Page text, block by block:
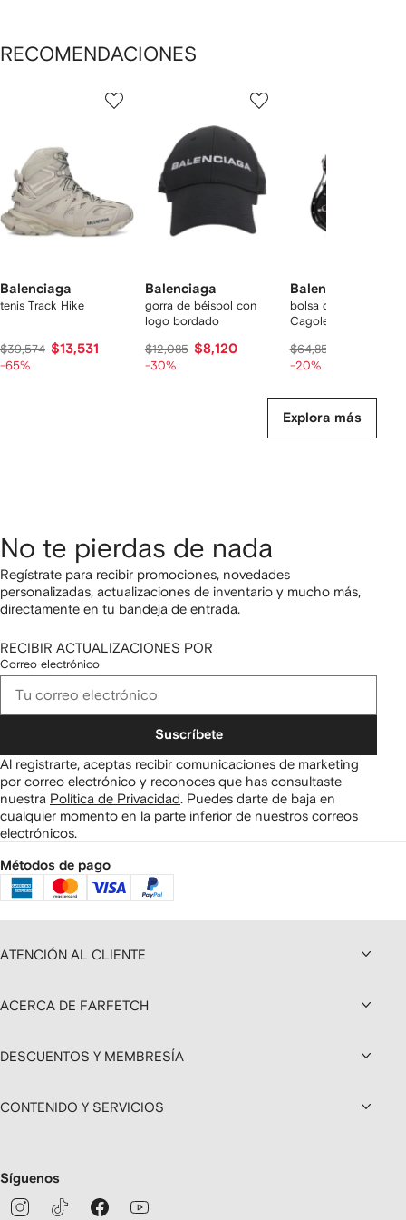
RECOMENDACIONES
Balenciaga
tenis Track Hike
$39,574 $13,531
-65%
Balenciaga
gorra de béisbol con
logo bordado
$12,085 $8,120
-30%
Balenciaga
bolsa de hombro Le
Cagole XS
$64,850
-20%
Explora más
No te pierdas de nada
Regístrate para recibir promociones, novedades
personalizadas, actualizaciones de inventario y mucho más,
directamente en tu bandeja de entrada.
RECIBIR ACTUALIZACIONES POR
Correo electrónico
Suscríbete
Al registrarte, aceptas recibir comunicaciones de marketing
por correo electrónico y reconoces que has consultaste
nuestra Política de Privacidad Puedes darte de baja en
cualquier momento en la parte inferior de nuestros correos
electrónicos.
Métodos de pago
ATENCIÓN AL CLIENTE
ACERCA DE FARFETCH
DESCUENTOS Y MEMBRESÍA
CONTENIDO Y SERVICIOS
Síguenos